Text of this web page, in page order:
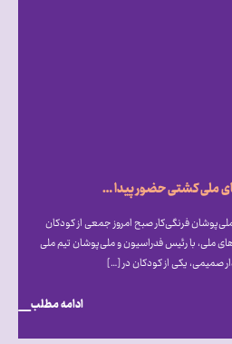
کودکان اتیسم در کمپ تیم‌های ملی کشتی حضور پیدا کردند
فرنگی‌کار صبح امروز جمعی از کودکان
ملی، با رئیس فدراسیون و ملی‌پوشان تیم ملی
صمیمی، یکی از کودکان در […]
ادامه مطلب